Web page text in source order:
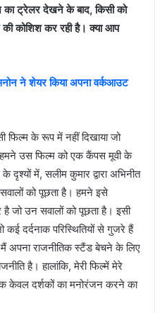
ट्रेलर देखने के बाद, किसी को
कोशिश कर रही है। क्या आप
ने शेयर किया अपना वर्कआउट
फिल्म के रूप में नहीं दिखाया जो
हमने उस फिल्म को एक कैंपस मूवी के
में, सलीम कुमार द्वारा अभिनीत
को पूछता है। हमने इसे
जो उन सवालों को पूछता है। इसी
दर्दनाक परिस्थितियों से गुजरे हैं
अपना राजनीतिक स्टैंड बेचने के लिए
है। हालांकि, मेरी फिल्में मेरे
केवल दर्शकों का मनोरंजन करने का